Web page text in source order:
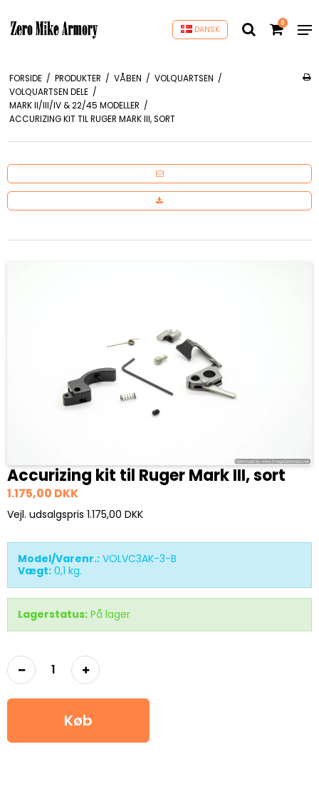
DANSK
0
FORSIDE / PRODUKTER / VÅBEN / VOLQUARTSEN /
VOLQUARTSEN DELE /
MARK II/III/IV & 22/45 MODELLER /
ACCURIZING KIT TIL RUGER MARK III, SORT
Accurizing kit til Ruger Mark III, sort
1.175,00 DKK
Vejl. udsalgspris 1.175,00 DKK
Model/Varenr.: VOLVC3AK-3-B
Vægt: 0,1 kg.
Lagerstatus: På lager
Køb